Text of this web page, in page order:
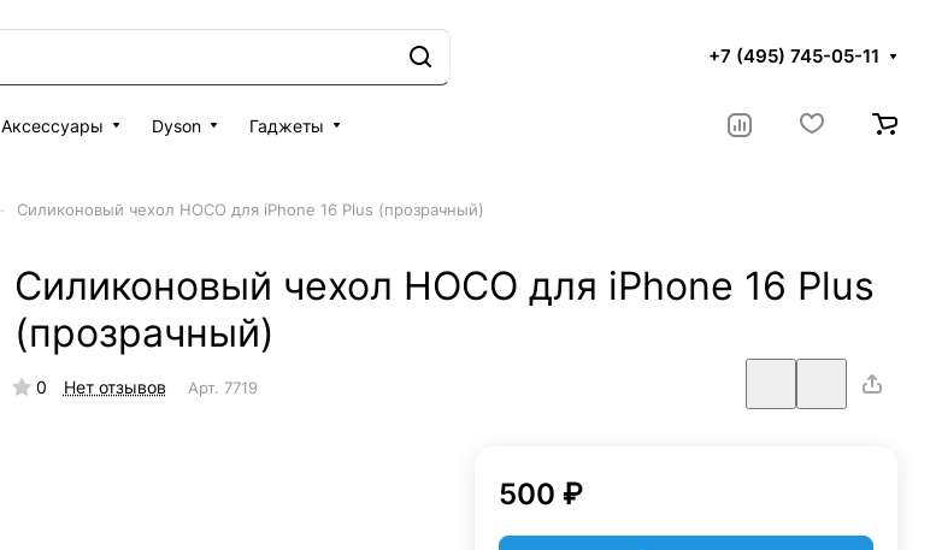
+7 (495) 745-05-11
Аксессуары Dyson Гаджеты
Силиконовый чехол HOCO для iPhone 16 Plus (прозрачный)
Силиконовый чехол HOCO для iPhone 16 Plus
(прозрачный)
0 Нет отзывов Арт. 7719
500 ₽